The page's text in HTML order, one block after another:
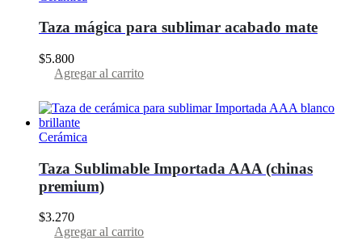
Taza mágica para sublimar acabado mate
$5.800
Agregar al carrito
Cerámica
Taza Sublimable Importada AAA (chinas
premium)
$3.270
Agregar al carrito